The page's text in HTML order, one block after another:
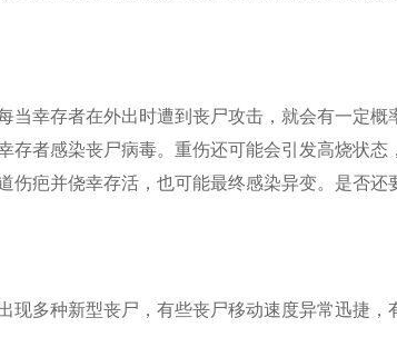
幸存者在外出时遭到丧尸攻击，就会有一定概
存者感染丧尸病毒。重伤还可能会引发高烧状态
伤疤并侥幸存活，也可能最终感染异变。是否还
多种新型丧尸，有些丧尸移动速度异常迅捷，